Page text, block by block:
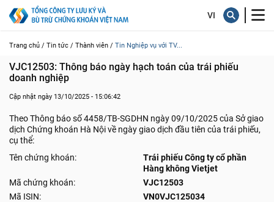
Trang chủ / Tin tức / Thành viên / Tin Nghiệp vụ với TV...
VJC12503: Thông báo ngày hạch toán của trái phiếu
doanh nghiệp
Cập nhật ngày 13/10/2025 - 15:06:42
Theo Thông báo số 4458/TB-SGDHN ngày 09/10/2025 của Sở giao
dịch Chứng khoán Hà Nội về ngày giao dịch đầu tiên của trái phiếu,
cụ thể:
Tên chứng khoán:
Trái phiếu Công ty cổ phần
Hàng không Vietjet
Mã chứng khoán:
VJC12503
Mã ISIN:
VN0VJC125034